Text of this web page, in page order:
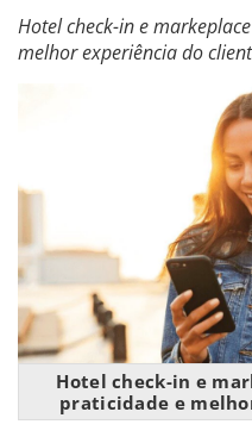
Hotel check-in e
melhor experiência do
Hotel check-in e
praticidade e